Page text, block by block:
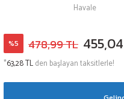
Havale
%5 478,99 TL
*63,28 TLden başlayan taksitlerle!